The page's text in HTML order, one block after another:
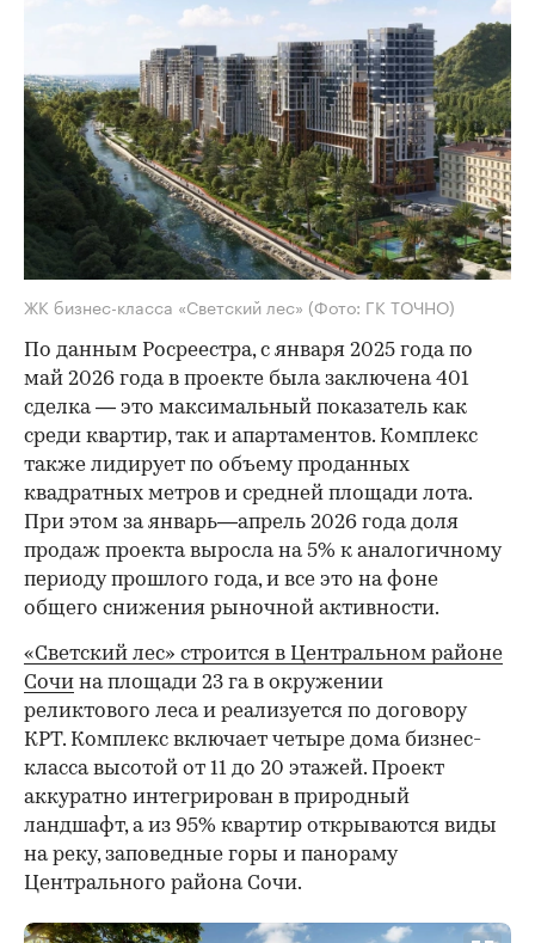
ЖК бизнес-класса «Светский лес» (Фото: ГК ТОЧНО)
По данным Росреестра, с января 2025 года по
май 2026 года в проекте была заключена 401
сделка — это максимальный показатель как
среди квартир, так и апартаментов. Комплекс
также лидирует по объему проданных
квадратных метров и средней площади лота.
При этом за январь—апрель 2026 года доля
продаж проекта выросла на 5% к аналогичному
периоду прошлого года, и все это на фоне
общего снижения рыночной активности.
«Светский лес» строится в Центральном районе
Сочи на площади 23 га в окружении
реликтового леса и реализуется по договору
КРТ. Комплекс включает четыре дома бизнес-
класса высотой от 11 до 20 этажей. Проект
аккуратно интегрирован в природный
ландшафт, а из 95% квартир открываются виды
на реку, заповедные горы и панораму
Центрального района Сочи.